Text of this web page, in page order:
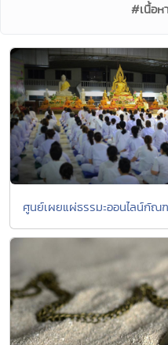
#เนื้อห
ศูนย์เผยแผ่ธรรมะออนไลน์กั